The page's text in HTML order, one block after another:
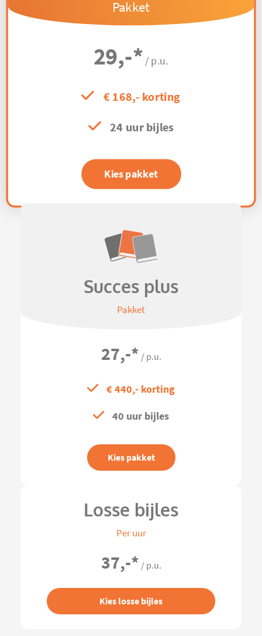
Pakket
29,-* / p.u.
€ 168,- korting
24 uur bijles
Kies pakket
Succes plus
Pakket
27,-* / p.u.
€ 440,- korting
40 uur bijles
Kies pakket
Losse bijles
Per uur
37,-* / p.u.
Kies losse bijles